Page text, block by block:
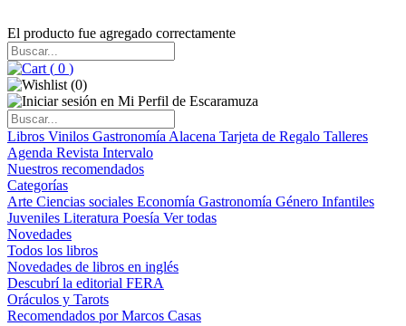
El producto fue agregado correctamente
( 0 )
(0)
Libros Vinilos Gastronomía Alacena Tarjeta de Regalo Talleres
Agenda Revista Intervalo
Nuestros recomendados
Categorías
Arte Ciencias sociales Economía Gastronomía Género Infantiles
Juveniles Literatura Poesía Ver todas
Novedades
Todos los libros
Novedades de libros en inglés
Descubrí la editorial FERA
Oráculos y Tarots
Recomendados por Marcos Casas